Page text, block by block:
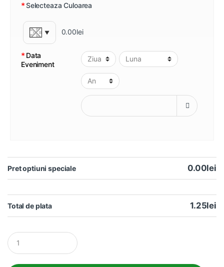
*Selecteaza Culoarea
▼ 0.00lei
*Data
Eveniment
Pret optiuni speciale 0.00lei
Total de plata 1.25lei
Q
u